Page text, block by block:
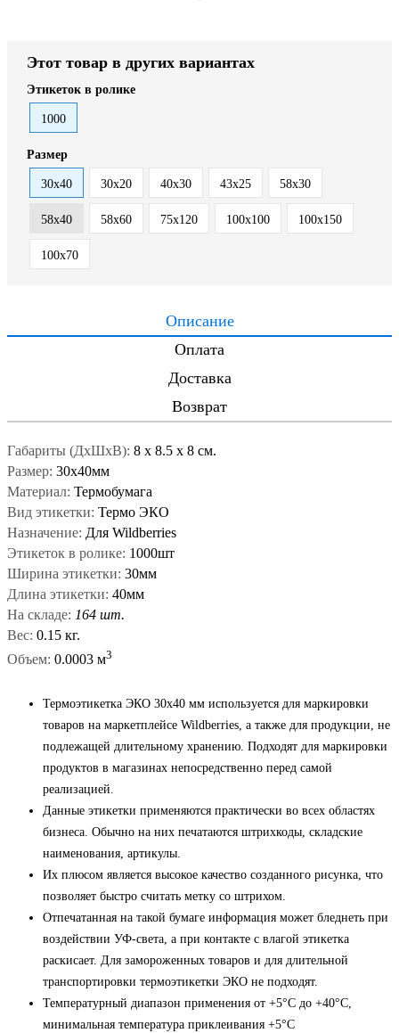
Этот товар в других вариантах
Этикеток в ролике
1000
Размер
30x40 30х20 40x30 43х25 58х30
58х40 58х60 75х120 100х100 100х150
100х70
Описание
Оплата
Доставка
Возврат
Габариты (ДxШxВ): 8 x 8.5 x 8 см.
Размер: 30x40мм
Материал: Термобумага
Вид этикетки: Термо ЭКО
Назначение: Для Wildberries
Этикеток в ролике: 1000шт
Ширина этикетки: 30мм
Длина этикетки: 40мм
На складе: 164 шт.
Вес: 0.15 кг.
Объем: 0.0003 м3
Термоэтикетка ЭКО 30x40 мм используется для маркировки
товаров на маркетплейсе Wildberries, а также для продукции, не
подлежащей длительному хранению. Подходят для маркировки
продуктов в магазинах непосредственно перед самой
реализацией.
Данные этикетки применяются практически во всех областях
бизнеса. Обычно на них печатаются штрихкоды, складские
наименования, артикулы.
Их плюсом является высокое качество созданного рисунка, что
позволяет быстро считать метку со штрихом.
Отпечатанная на такой бумаге информация может бледнеть при
воздействии УФ-света, а при контакте с влагой этикетка
раскисает. Для замороженных товаров и для длительной
транспортировки термоэтикетки ЭКО не подходят.
Температурный диапазон применения от +5°С до +40°С,
минимальная температура приклеивания +5°С